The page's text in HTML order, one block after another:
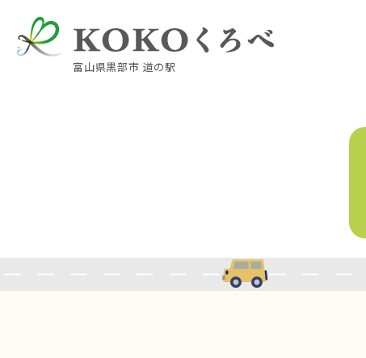
富山県黒部市 道の駅